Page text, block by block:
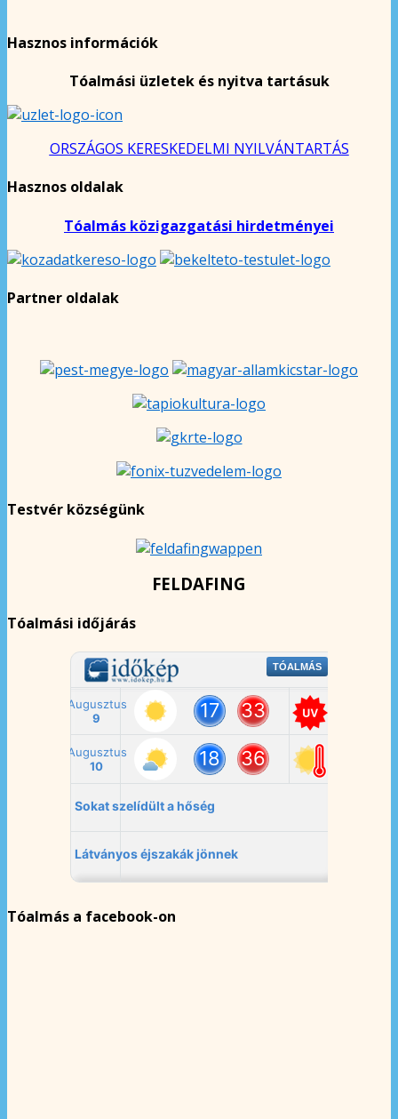
Hasznos információk
Tóalmási üzletek és nyitva tartásuk
ORSZÁGOS KERESKEDELMI NYILVÁNTARTÁS
Hasznos oldalak
Tóalmás közigazgatási hirdetményei
Partner oldalak
Testvér községünk
FELDAFING
Tóalmási időjárás
Tóalmás a facebook-on